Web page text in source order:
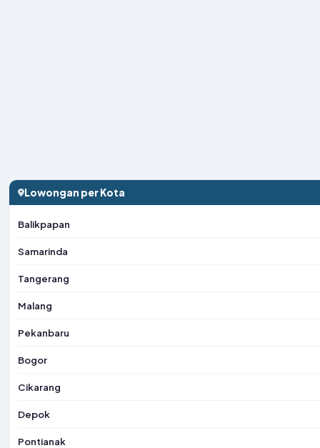
Lowongan per Kota
Balikpapan
Samarinda
Tangerang
Malang
Pekanbaru
Bogor
Cikarang
Depok
Pontianak